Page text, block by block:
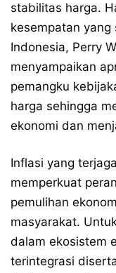
stabilitas harga.
kesempatan yang
Indonesia, Perry
menyampaikan
pemangku
harga sehingga
ekonomi dan
Inflasi yang
memperkuat
pemulihan
masyarakat.
dalam ekosistem
terintegrasi